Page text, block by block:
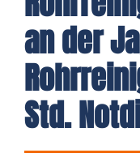
an der
Std.